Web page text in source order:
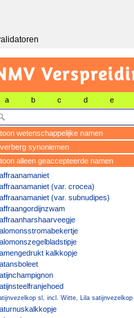
a b c d e
toon wetenschappelijke namen
verberg synoniemen
toon alleen geaccepteerde namen
(var. crocea)
(var. subnudipes)
kalkkopje
sl, incl. Witte, Lila satijnvezelkop